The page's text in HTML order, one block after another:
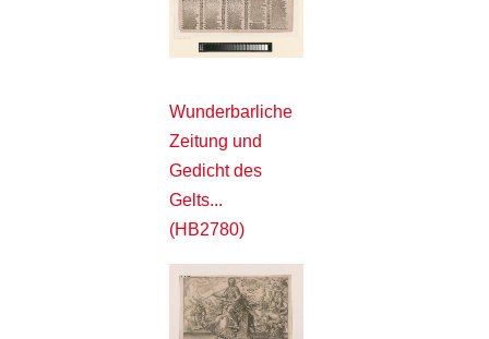
Wunderbarliche
Zeitung und
Gedicht des
Gelts...
(HB2780)